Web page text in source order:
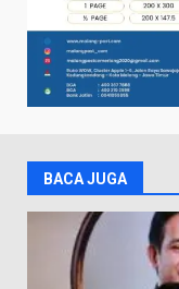
BACA JUGA